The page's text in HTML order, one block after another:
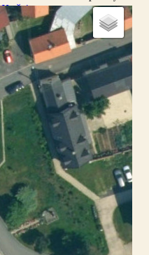
Koštice
okres Louny
Koštice
50.402685,13.94287
Socha